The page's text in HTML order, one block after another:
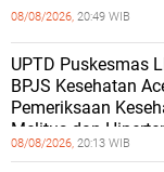
08/08/2026, 20:49 WIB
UPTD Puskesmas
BPJS Kesehatan
Pemeriksaan
Melitus dan
08/08/2026, 20:13 WIB